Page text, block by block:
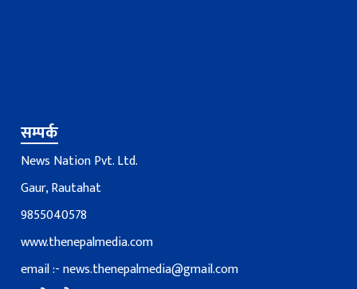
सम्पर्क
News Nation Pvt. Ltd.
Gaur, Rautahat
9855040578
www.thenepalmedia.com
email :-news.thenepalmedia@gmail.com